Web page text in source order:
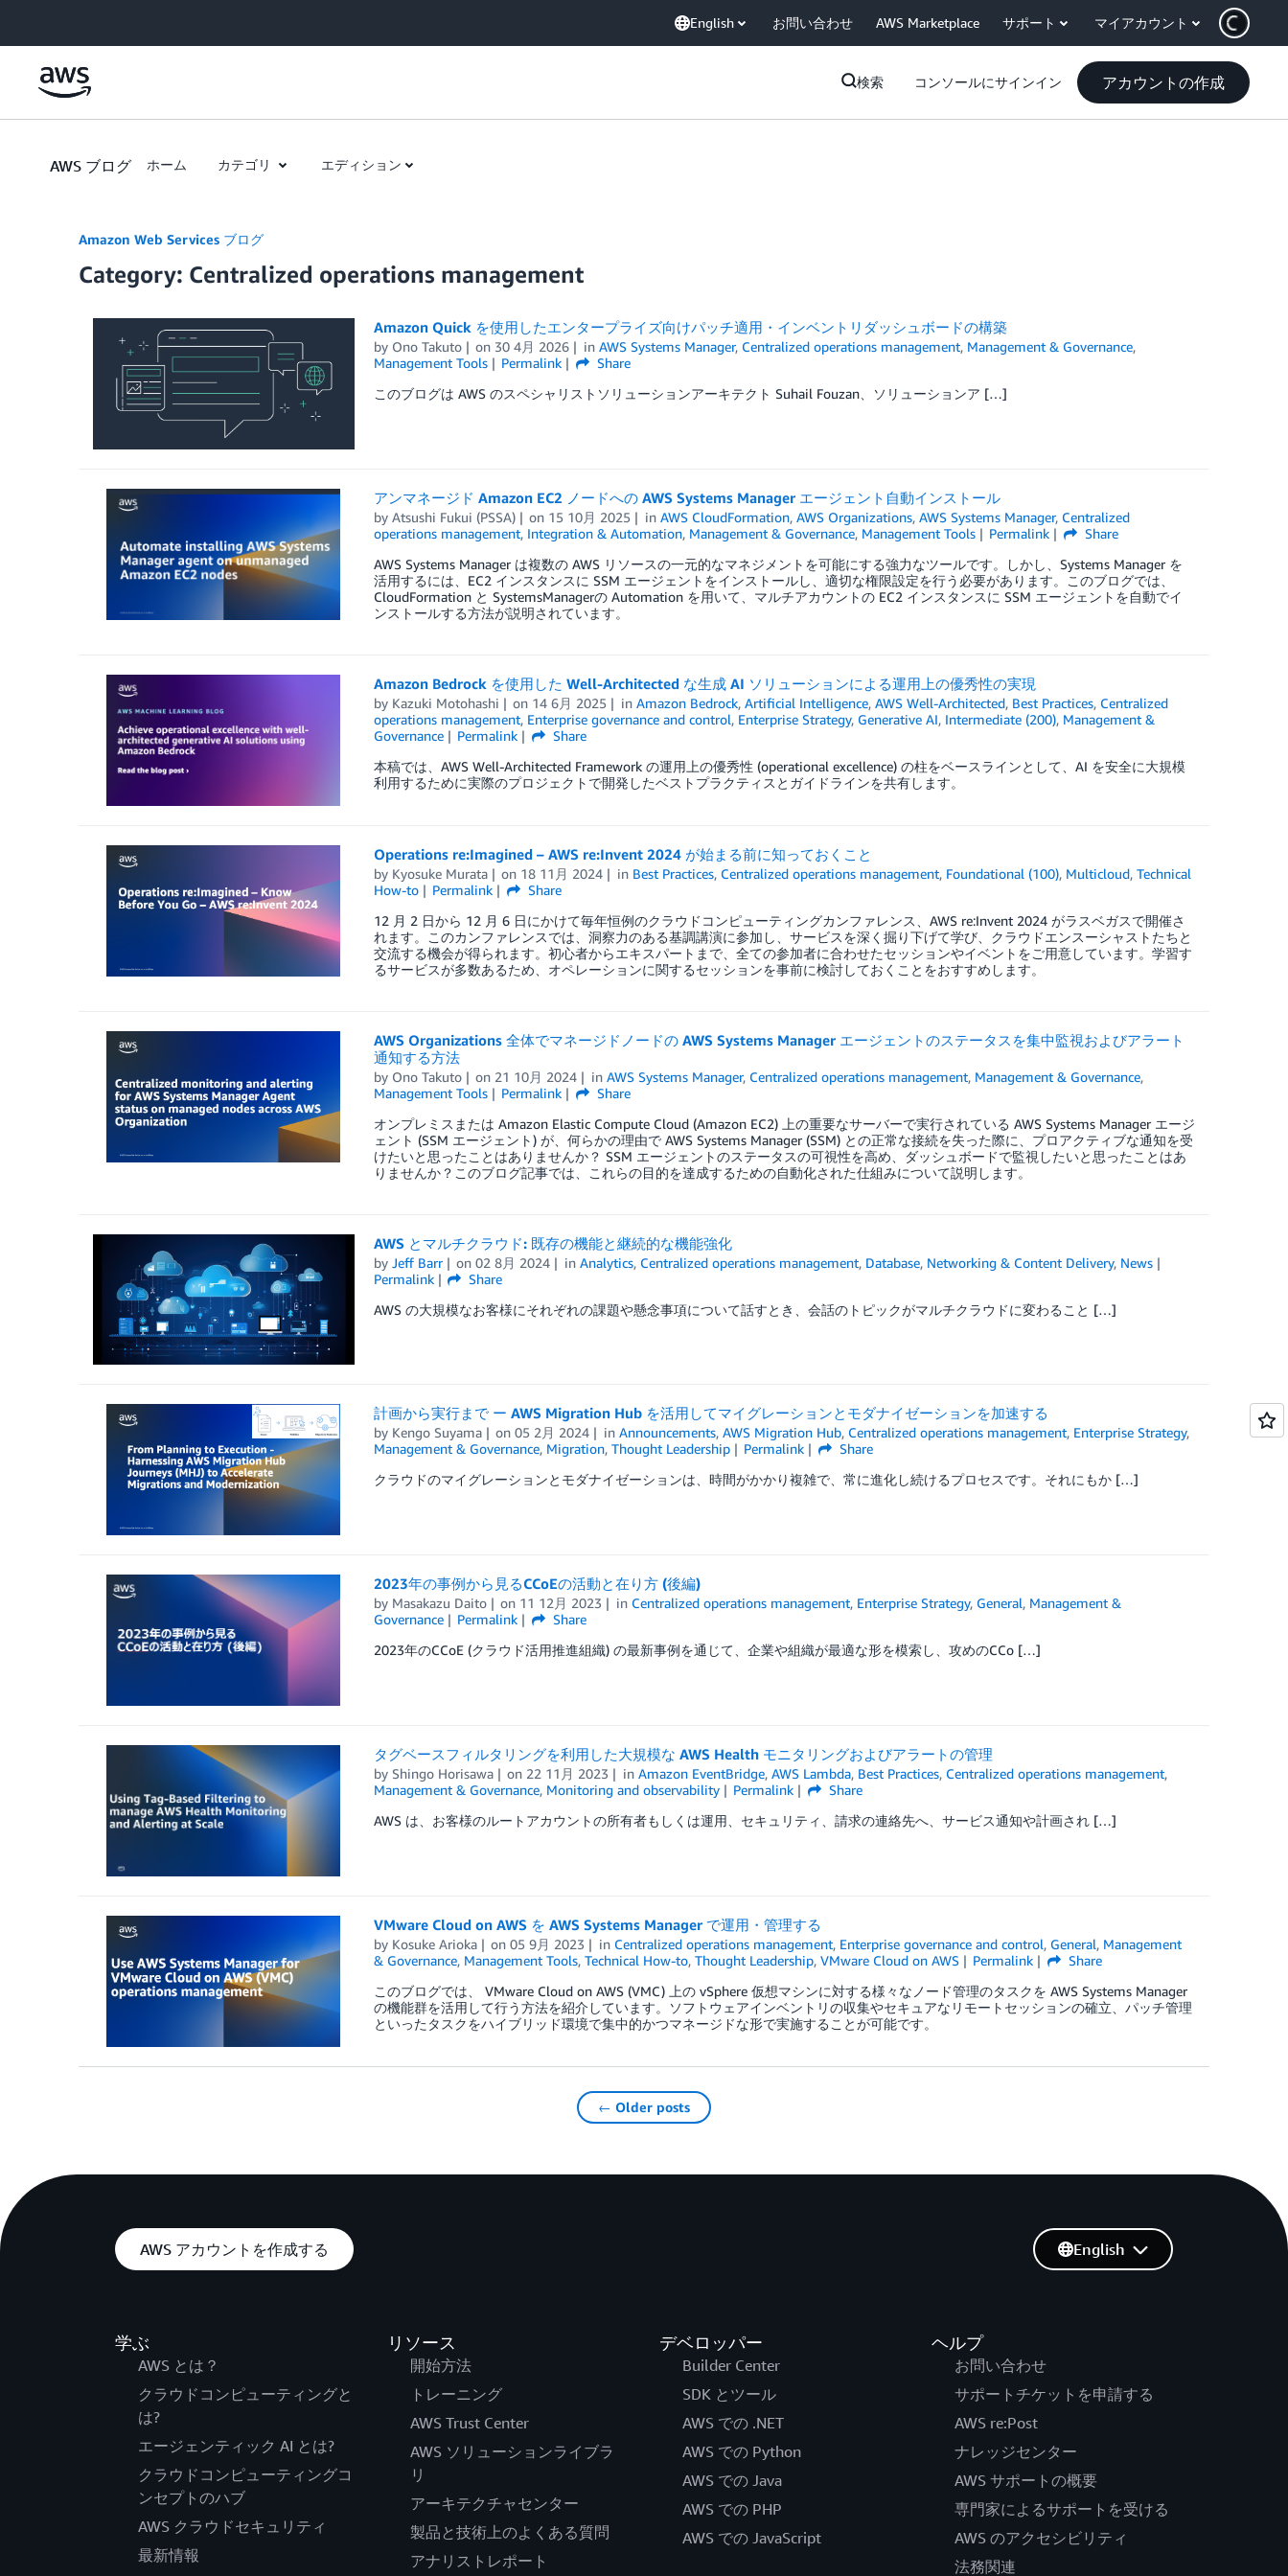
English お問い合わせ AWS Marketplace サポート マイアカウント
検索 コンソールにサインイン アカウントの作成
AWS ブログ ホーム カテゴリ エディション
Amazon Web Services ブログ
Category: Centralized operations management
Amazon Quick を使用したエンタープライズ向けパッチ適用・インベントリダッシュボードの構築
by Ono Takuto on 30 4月 2026 inAWS Systems Manager, Centralized operations management, Management & Governance,
Management Tools
Permalink
Share
このブログは AWS のスペシャリストソリューションアーキテクト Suhail Fouzan、ソリューションア […]
アンマネージド Amazon EC2 ノードへの AWS Systems Manager エージェント自動インストール
by Atsushi Fukui (PSSA) on 15 10月 2025 inAWS CloudFormation,AWS Organizations,AWS Systems Manager, Centralized
operations management, Integration & Automation, Management & Governance, Management Tools Permalink
Share
AWS Systems Manager は複数の AWS リソースの一元的なマネジメントを可能にする強力なツールです。しかし、Systems Manager を
活用するには、EC2 インスタンスに SSM エージェントをインストールし、適切な権限設定を行う必要があります。このブログでは、
CloudFormation と SystemsManagerの Automation を用いて、マルチアカウントの EC2 インスタンスに SSM エージェントを自動でイ
ンストールする方法が説明されています。
Amazon Bedrock を使用した Well-Architected な生成 AI ソリューションによる運用上の優秀性の実現
by Kazuki Motohashi on 14 6月 2025 inAmazon Bedrock,Artificial Intelligence,AWS Well-Architected, Best Practices, Centralized
operations management, Enterprise governance and control, Enterprise Strategy, Generative AI, Intermediate (200), Management &
Governance
Permalink
Share
本稿では、AWS Well-Architected Framework の運用上の優秀性 (operational excellence) の柱をベースラインとして、AI を安全に大規模
利用するために実際のプロジェクトで開発したベストプラクティスとガイドラインを共有します。
Operations re:Imagined – AWS re:Invent 2024 が始まる前に知っておくこと
by Kyosuke Murata on 18 11月 2024 in Best Practices, Centralized operations management, Foundational (100), Multicloud,Technical
How-to
Permalink
Share
12 月 2 日から 12 月 6 日にかけて毎年恒例のクラウドコンピューティングカンファレンス、AWS re:Invent 2024 がラスベガスで開催さ
れます。このカンファレンスでは、洞察力のある基調講演に参加し、サービスを深く掘り下げて学び、クラウドエンスーシャストたちと
交流する機会が得られます。初心者からエキスパートまで、全ての参加者に合わせたセッションやイベントをご用意しています。学習す
るサービスが多数あるため、オペレーションに関するセッションを事前に検討しておくことをおすすめします。
AWS Organizations 全体でマネージドノードの AWS Systems Manager エージェントのステータスを集中監視およびアラート
通知する方法
by Ono Takuto on 21 10月 2024 inAWS Systems Manager, Centralized operations management, Management & Governance,
Management Tools
Permalink
Share
オンプレミスまたは Amazon Elastic Compute Cloud (Amazon EC2) 上の重要なサーバーで実行されている AWS Systems Manager エージ
ェント (SSM エージェント) が、何らかの理由で AWS Systems Manager (SSM) との正常な接続を失った際に、プロアクティブな通知を受
けたいと思ったことはありませんか？ SSM エージェントのステータスの可視性を高め、ダッシュボードで監視したいと思ったことはあ
りませんか？このブログ記事では、これらの目的を達成するための自動化された仕組みについて説明します。
AWS とマルチクラウド: 既存の機能と継続的な機能強化
by Jeff Barr on02 8月 2024 inAnalytics, Centralized operations management, Database, Networking & Content Delivery, News
Permalink
Share
AWS の大規模なお客様にそれぞれの課題や懸念事項について話すとき、会話のトピックがマルチクラウドに変わること […]
計画から実行まで ー AWS Migration Hub を活用してマイグレーションとモダナイゼーションを加速する
by Kengo Suyama on05 2月 2024 inAnnouncements,AWS Migration Hub, Centralized operations management, Enterprise Strategy,
Management & Governance, Migration, Thought Leadership Permalink
Share
クラウドのマイグレーションとモダナイゼーションは、時間がかかり複雑で、常に進化し続けるプロセスです。それにもか […]
2023年の事例から見るCCoEの活動と在り方 (後編)
by Masakazu Daito on 11 12月 2023 in Centralized operations management, Enterprise Strategy, General, Management &
Governance
Permalink
Share
2023年のCCoE (クラウド活用推進組織) の最新事例を通じて、企業や組織が最適な形を模索し、攻めのCCo […]
タグベースフィルタリングを利用した大規模な AWS Health モニタリングおよびアラートの管理
by Shingo Horisawa on 22 11月 2023 inAmazon EventBridge,AWS Lambda, Best Practices, Centralized operations management,
Management & Governance, Monitoring and observability Permalink
Share
AWS は、お客様のルートアカウントの所有者もしくは運用、セキュリティ、請求の連絡先へ、サービス通知や計画され […]
VMware Cloud on AWS を AWS Systems Manager で運用・管理する
by Kosuke Arioka on05 9月 2023 in Centralized operations management, Enterprise governance and control, General, Management
& Governance, Management Tools, Technical How-to, Thought Leadership, VMware Cloud on AWS Permalink
Share
このブログでは、 VMware Cloud on AWS (VMC) 上の vSphere 仮想マシンに対する様々なノード管理のタスクを AWS Systems Manager
の機能群を活用して行う方法を紹介しています。ソフトウェアインベントリの収集やセキュアなリモートセッションの確立、パッチ管理
といったタスクをハイブリッド環境で集中的かつマネージドな形で実施することが可能です。
← Older posts
AWS アカウントを作成する
学ぶ
AWS とは？
クラウドコンピューティングと
は?
エージェンティック AI とは?
クラウドコンピューティングコ
ンセプトのハブ
AWS クラウドセキュリティ
最新情報
リソース
開始方法
トレーニング
AWS Trust Center
AWS ソリューションライブラ
リ
アーキテクチャセンター
製品と技術上のよくある質問
アナリストレポート
デベロッパー
Builder Center
SDK とツール
AWS での .NET
AWS での Python
AWS での Java
AWS での PHP
AWS での JavaScript
ヘルプ
お問い合わせ
サポートチケットを申請する
AWS re:Post
ナレッジセンター
AWS サポートの概要
専門家によるサポートを受ける
AWS のアクセシビリティ
法務関連
English